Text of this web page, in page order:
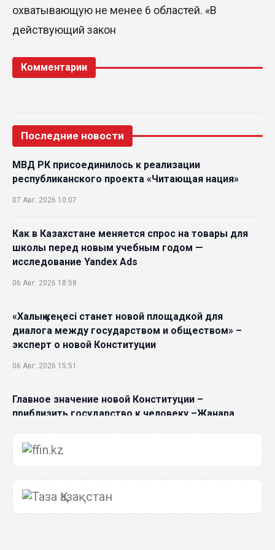
охватывающую не менее 6 областей. «В
действующий закон
Комментарии
Последние новости
МВД РК присоединилось к реализации
республиканского проекта «Читающая нация»
07 Авг. 2026 10:07
Как в Казахстане меняется спрос на товары для
школы перед новым учебным годом —
исследование Yandex Ads
06 Авг. 2026 18:58
«Халық кеңесі станет новой площадкой для
диалога между государством и обществом» –
эксперт о новой Конституции
06 Авг. 2026 15:51
Главное значение новой Конституции –
приблизить государство к человеку –Жанара
05 Авг. 2026 16:08
Общественные наблюдатели «ДАУЫС»
рассказали о подготовке за выборами в
Курултай